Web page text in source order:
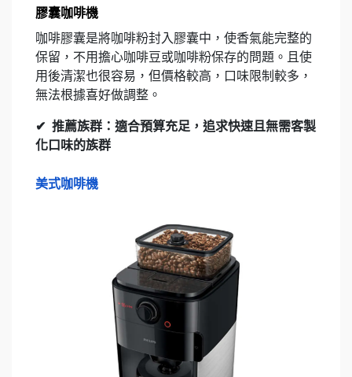
膠囊咖啡機
咖啡膠囊是將咖啡粉封入膠囊中，使香氣能完整的
保留，不用擔心咖啡豆或咖啡粉保存的問題。且使
用後清潔也很容易，但價格較高，口味限制較多，
無法根據喜好做調整。
✔ 推薦族群：適合預算充足，追求快速且無需客製
化口味的族群
美式咖啡機